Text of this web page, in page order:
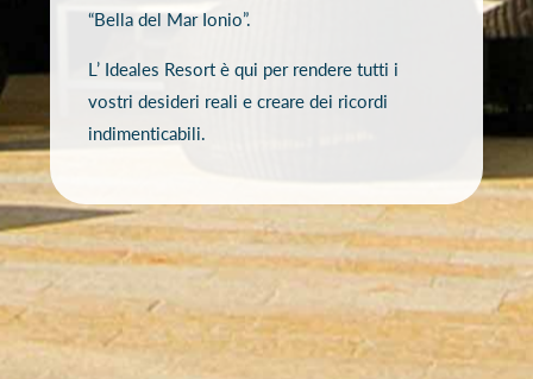
“Bella del Mar Ionio”.
L’ Ideales Resort è qui per rendere tutti i
vostri desideri reali e creare dei ricordi
indimenticabili.